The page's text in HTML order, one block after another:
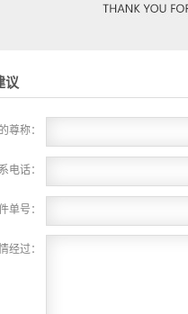
议
尊称：
电话：
单号：
经过：